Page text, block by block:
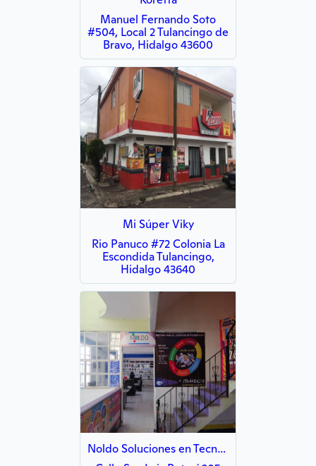
Manuel Fernando Soto
#504, Local 2 Tulancingo de
Bravo, Hidalgo 43600
Mi Súper Viky
Rio Panuco #72 Colonia La
Escondida Tulancingo,
Hidalgo 43640
Noldo Soluciones en Tecnologia